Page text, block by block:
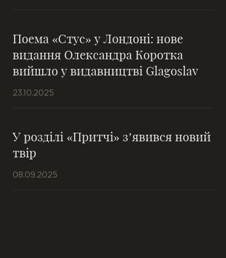
Поема «Стус» у Лондоні: нове
видання Олександра Коротка
вийшло у видавництві Glagoslav
23.10.2025
У розділі «Притчі» з’явився новий
твір
08.09.2025